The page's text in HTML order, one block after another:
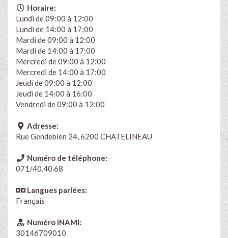
Horaire:
Lundi de 09:00 à 12:00
Lundi de 14:00 à 17:00
Mardi de 09:00 à 12:00
Mardi de 14:00 à 17:00
Mercredi de 09:00 à 12:00
Mercredi de 14:00 à 17:00
Jeudi de 09:00 à 12:00
Jeudi de 14:00 à 16:00
Vendredi de 09:00 à 12:00
Adresse:
Rue Gendebien 24, 6200 CHATELINEAU
Numéro de téléphone:
071/40.40.68
Langues parlées:
Français
Numéro INAMI:
30146709010